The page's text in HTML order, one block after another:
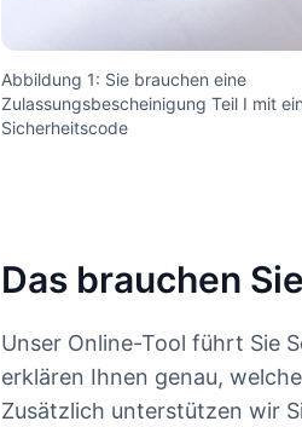
Abbildung 1: Sie brauchen eine
Zulassungsbescheinigung Teil I mit
Sicherheitscode
Das brauchen
Unser Online-Tool führt Sie
erklären Ihnen genau,
Zusätzlich unterstützen wir